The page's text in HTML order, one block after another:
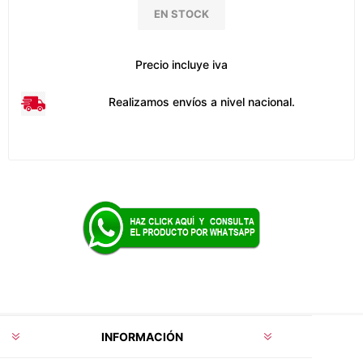
EN STOCK
Precio incluye iva
Realizamos envíos a nivel nacional.
INFORMACIÓN